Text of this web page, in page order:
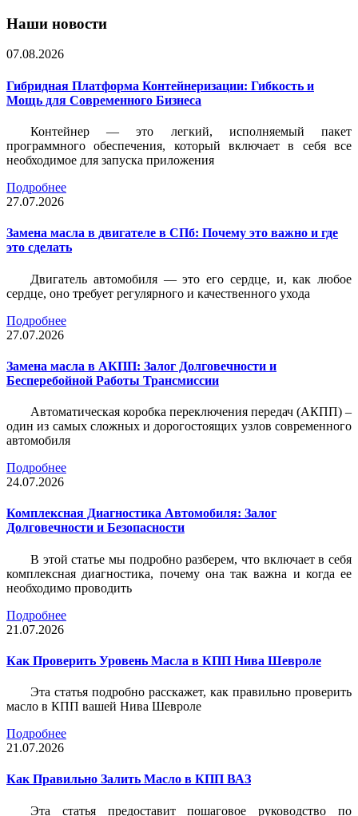
Наши новости
07.08.2026
Гибридная Платформа Контейнеризации: Гибкость и
Мощь для Современного Бизнеса
Контейнер — это легкий, исполняемый пакет
программного обеспечения, который включает в себя все
необходимое для запуска приложения
Подробнее
27.07.2026
Замена масла в двигателе в СПб: Почему это важно и где
это сделать
Двигатель автомобиля — это его сердце, и, как любое
сердце, оно требует регулярного и качественного ухода
Подробнее
27.07.2026
Замена масла в АКПП: Залог Долговечности и
Бесперебойной Работы Трансмиссии
Автоматическая коробка переключения передач (АКПП) –
один из самых сложных и дорогостоящих узлов современного
автомобиля
Подробнее
24.07.2026
Комплексная Диагностика Автомобиля: Залог
Долговечности и Безопасности
В этой статье мы подробно разберем, что включает в себя
комплексная диагностика, почему она так важна и когда ее
необходимо проводить
Подробнее
21.07.2026
Как Проверить Уровень Масла в КПП Нива Шевроле
Эта статья подробно расскажет, как правильно проверить
масло в КПП вашей Нива Шевроле
Подробнее
21.07.2026
Как Правильно Залить Масло в КПП ВАЗ
Эта статья предоставит пошаговое руководство по